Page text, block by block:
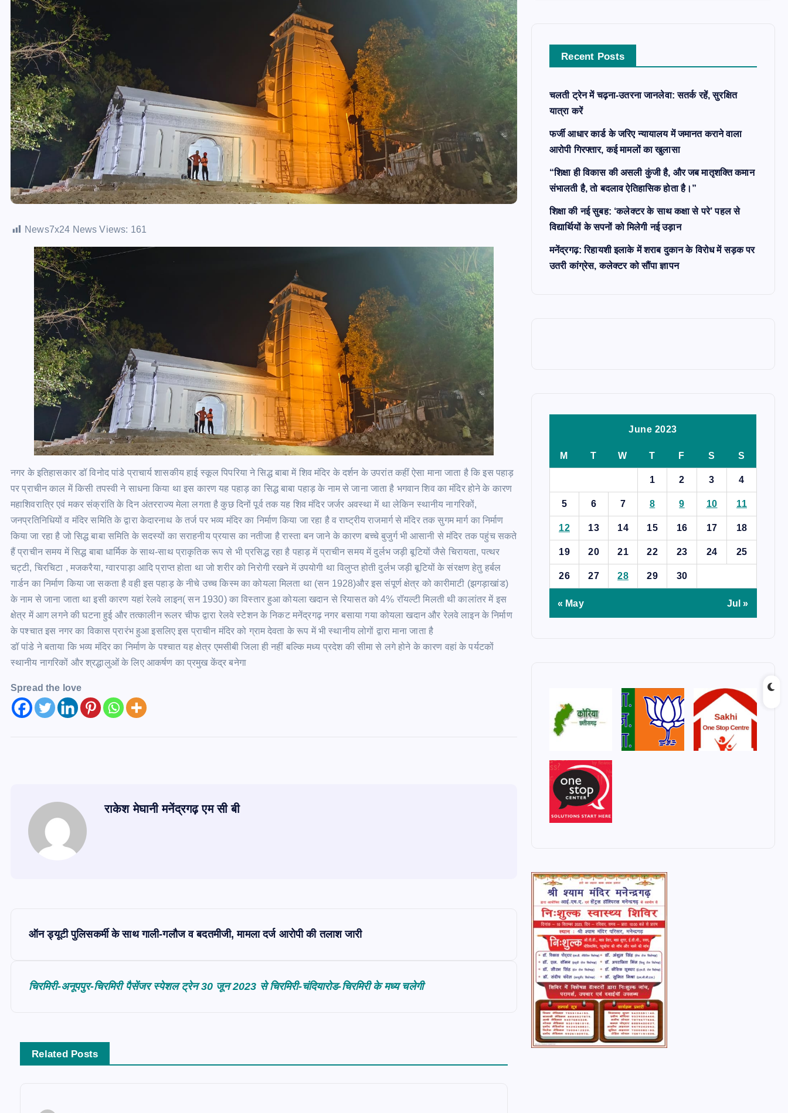
News7x24 News Views: 161
नगर के इतिहासकार डॉ विनोद पांडे प्राचार्य शासकीय हाई स्कूल पिपरिया ने सिद्ध बाबा में शिव मंदिर के दर्शन के उपरांत कहीं ऐसा माना जाता है कि इस पहाड़
पर प्राचीन काल में किसी तपस्वी ने साधना किया था इस कारण यह पहाड़ का सिद्ध बाबा पहाड़ के नाम से जाना जाता है भगवान शिव का मंदिर होने के कारण
महाशिवरात्रि एवं मकर संक्रांति के दिन अंतरराज्य मेला लगता है कुछ दिनों पूर्व तक यह शिव मंदिर जर्जर अवस्था में था लेकिन स्थानीय नागरिकों,
जनप्रतिनिधियों व मंदिर समिति के द्वारा केदारनाथ के तर्ज पर भव्य मंदिर का निर्माण किया जा रहा है व राष्ट्रीय राजमार्ग से मंदिर तक सुगम मार्ग का निर्माण
किया जा रहा है जो सिद्ध बाबा समिति के सदस्यों का सराहनीय प्रयास का नतीजा है रास्ता बन जाने के कारण बच्चे बुजुर्ग भी आसानी से मंदिर तक पहुंच सकते
हैं प्राचीन समय में सिद्ध बाबा धार्मिक के साथ-साथ प्राकृतिक रूप से भी प्रसिद्ध रहा है पहाड़ में प्राचीन समय में दुर्लभ जड़ी बूटियों जैसे चिरायता, पत्थर
चट्टी, चिरचिटा , मजकरैया, ग्वारपाड़ा आदि प्राप्त होता था जो शरीर को निरोगी रखने में उपयोगी था विलुप्त होती दुर्लभ जड़ी बूटियों के संरक्षण हेतु हर्बल
गार्डन का निर्माण किया जा सकता है वही इस पहाड़ के नीचे उच्च किस्म का कोयला मिलता था (सन 1928)और इस संपूर्ण क्षेत्र को कारीमाटी (झगड़ाखांड)
के नाम से जाना जाता था इसी कारण यहां रेलवे लाइन( सन 1930) का विस्तार हुआ कोयला खदान से रियासत को 4% रॉयल्टी मिलती थी कालांतर में इस
क्षेत्र में आग लगने की घटना हुई और तत्कालीन रूलर चीफ द्वारा रेलवे स्टेशन के निकट मनेंद्रगढ़ नगर बसाया गया कोयला खदान और रेलवे लाइन के निर्माण
के पश्चात इस नगर का विकास प्रारंभ हुआ इसलिए इस प्राचीन मंदिर को ग्राम देवता के रूप में भी स्थानीय लोगों द्वारा माना जाता है
डॉ पांडे ने बताया कि भव्य मंदिर का निर्माण के पश्चात यह क्षेत्र एमसीबी जिला ही नहीं बल्कि मध्य प्रदेश की सीमा से लगे होने के कारण वहां के पर्यटकों
स्थानीय नागरिकों और श्रद्धालुओं के लिए आकर्षण का प्रमुख केंद्र बनेगा
Spread the love
राकेश मेघानी मनेंद्रगढ़ एम सी बी
ऑन ड्यूटी पुलिसकर्मी के साथ गाली-गलौज व बदतमीजी, मामला दर्ज आरोपी की तलाश जारी
चिरमिरी-अनूपपुर-चिरमिरी पैसेंजर स्पेशल ट्रेन 30 जून 2023 से चिरमिरी-चंदियारोड-चिरमिरी के मध्य चलेगी
Related Posts
Recent Posts
चलती ट्रेन में चढ़ना-उतरना जानलेवा: सतर्क रहें, सुरक्षित
यात्रा करें
फर्जी आधार कार्ड के जरिए न्यायालय में जमानत कराने वाला
आरोपी गिरफ्तार, कई मामलों का खुलासा
“शिक्षा ही विकास की असली कुंजी है, और जब मातृशक्ति कमान
संभालती है, तो बदलाव ऐतिहासिक होता है।”
शिक्षा की नई सुबह: ‘कलेक्टर के साथ कक्षा से परे’ पहल से
विद्यार्थियों के सपनों को मिलेगी नई उड़ान
मनेंद्रगढ़: रिहायशी इलाके में शराब दुकान के विरोध में सड़क पर
उतरी कांग्रेस, कलेक्टर को सौंपा ज्ञापन
June 2023
M T W T F S S
1 2 3 4
5 6 7 8 9 10 11
12 13 14 15 16 17 18
19 20 21 22 23 24 25
26 27 28 29 30
« May Jul »